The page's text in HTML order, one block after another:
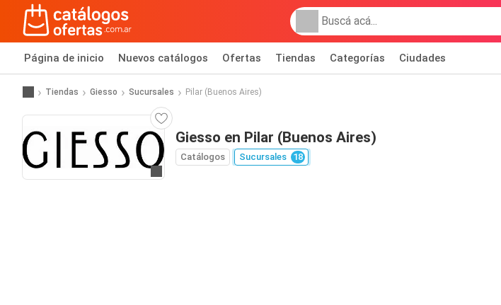
Página de inicio Nuevos catálogos Ofertas Tiendas Categorías Ciudades
Tiendas Giesso Sucursales Pilar (Buenos Aires)
Giesso en Pilar (Buenos Aires)
Catálogos Sucursales 18